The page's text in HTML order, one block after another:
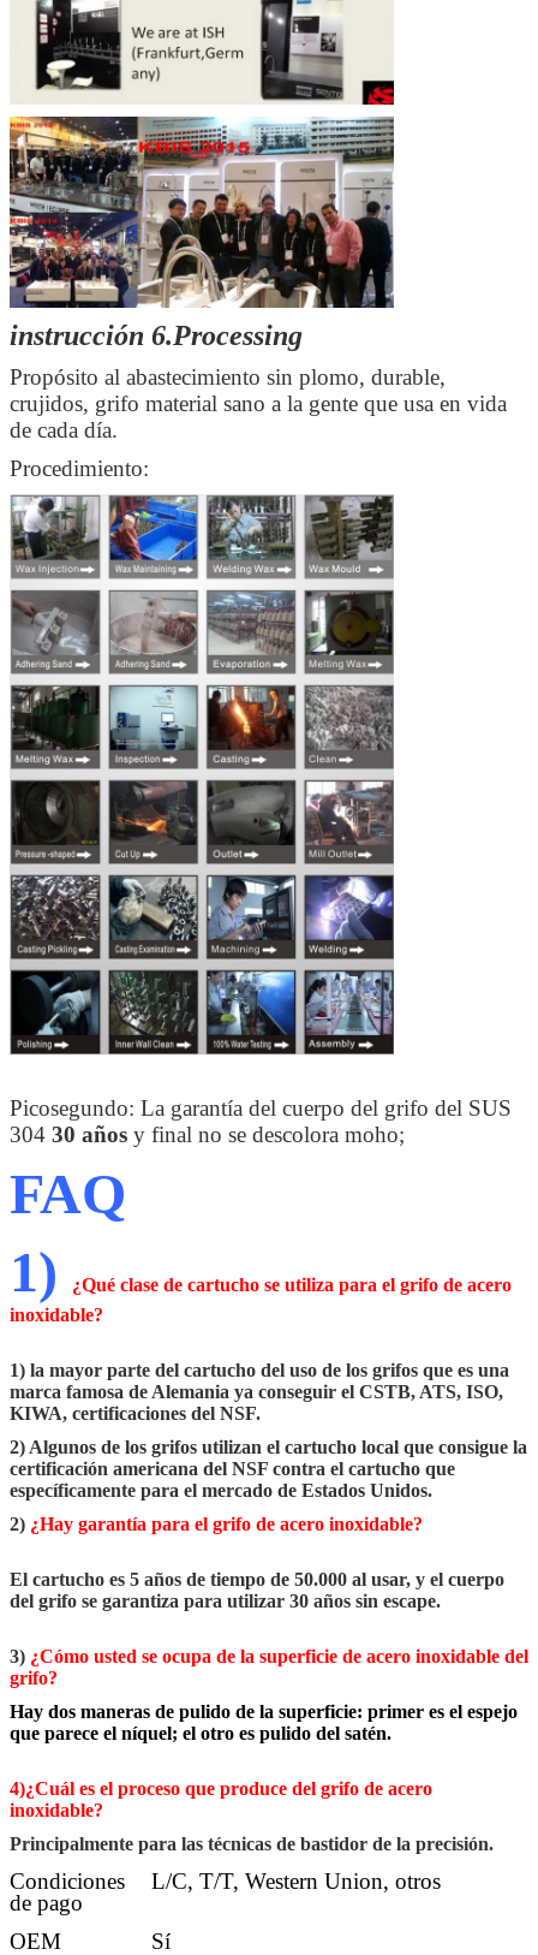
instrucción 6.Processing
Propósito al abastecimiento sin plomo, durable,
crujidos, grifo material sano a la gente que usa en vida
de cada día.
Procedimiento:
Picosegundo: La garantía del cuerpo del grifo del SUS
304 30 años y final no se descolora moho;
FAQ
1)
¿Qué clase de cartucho se utiliza para el grifo de acero
inoxidable?
1) la mayor parte del cartucho del uso de los grifos que es una
marca famosa de Alemania ya conseguir el CSTB, ATS, ISO,
KIWA, certificaciones del NSF.
2) Algunos de los grifos utilizan el cartucho local que consigue la
certificación americana del NSF contra el cartucho que
específicamente para el mercado de Estados Unidos.
2) ¿Hay garantía para el grifo de acero inoxidable?
El cartucho es 5 años de tiempo de 50.000 al usar, y el cuerpo
del grifo se garantiza para utilizar 30 años sin escape.
3) ¿Cómo usted se ocupa de la superficie de acero inoxidable del
grifo?
Hay dos maneras de pulido de la superficie: primer es el espejo
que parece el níquel; el otro es pulido del satén.
4)¿Cuál es el proceso que produce del grifo de acero
inoxidable?
Principalmente para las técnicas de bastidor de la precisión.
Condiciones
de pago
L/C, T/T, Western Union, otros
OEM Sí